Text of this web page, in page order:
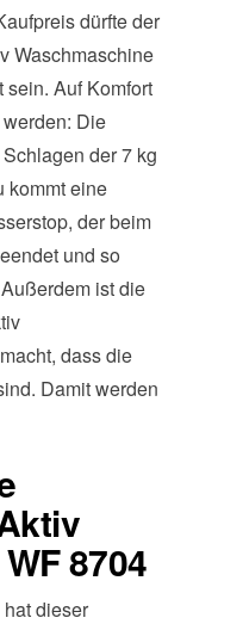
dürfte der
Waschmaschine
Auf Komfort
Die
der 7 kg
kommt eine
der beim
und so
ist die
dass die
Damit werden
8704
dieser